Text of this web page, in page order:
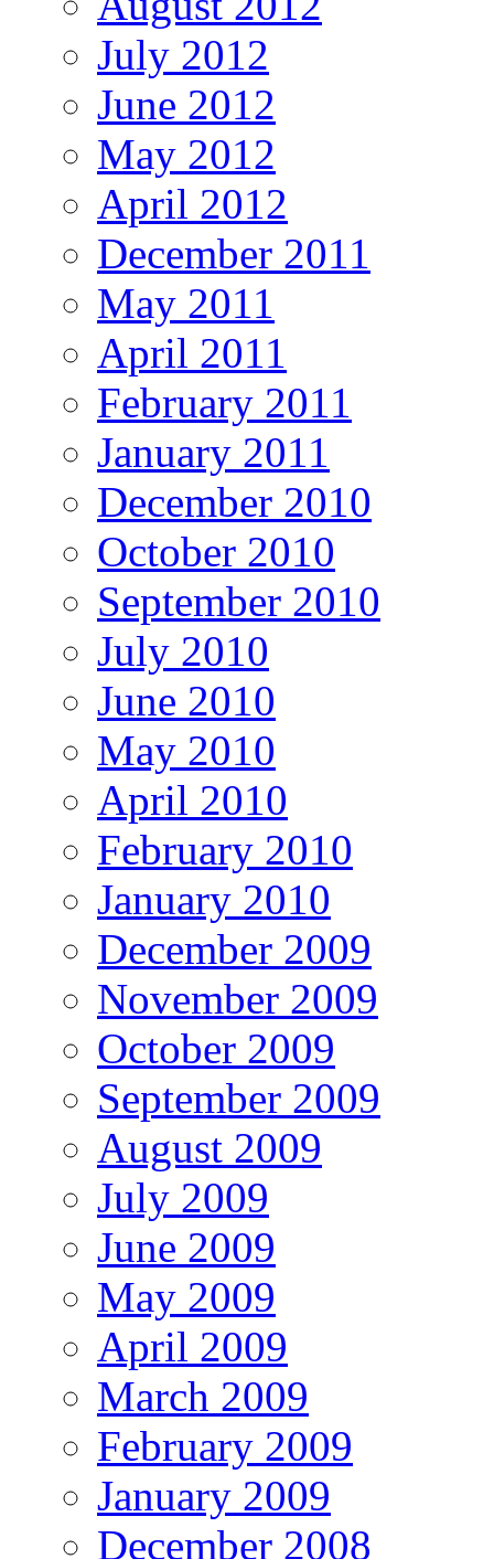
July 2012
June 2012
May 2012
April 2012
December 2011
May 2011
April 2011
February 2011
January 2011
December 2010
October 2010
September 2010
July 2010
June 2010
May 2010
April 2010
February 2010
January 2010
December 2009
November 2009
October 2009
September 2009
August 2009
July 2009
June 2009
May 2009
April 2009
March 2009
February 2009
January 2009
December 2008